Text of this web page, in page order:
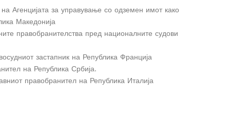
Агенцијата за управување со одземен имот како
Македонија
правобранителства пред националните судови
застапник на Република Франција
на Република Србија.
правобранител на Република Италија